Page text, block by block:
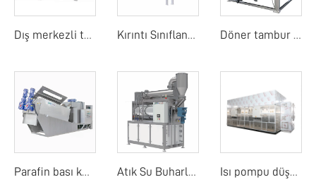
Dış merkezli tambur ekranı Kırıntı Sınıflandırıcı Döner tambur bant filtre basıncı
Parafin bası kurutucu Atık Su Buharlaştırıcı Isı pompu düşük sıcaklık bant kurutma makinesi